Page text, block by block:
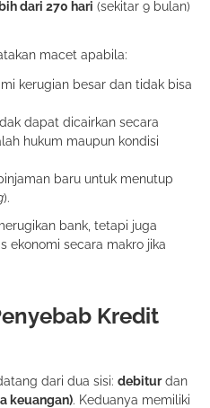
dari 270 hari (sekitar 9 bulan)
macet apabila:
kerugian besar dan tidak bisa
dapat dicairkan secara
hukum maupun kondisi
baru untuk menutup
).
bank, tetapi juga
ekonomi secara makro jika
Kredit
dari dua sisi: debiturdan
keuangan). Keduanya memiliki